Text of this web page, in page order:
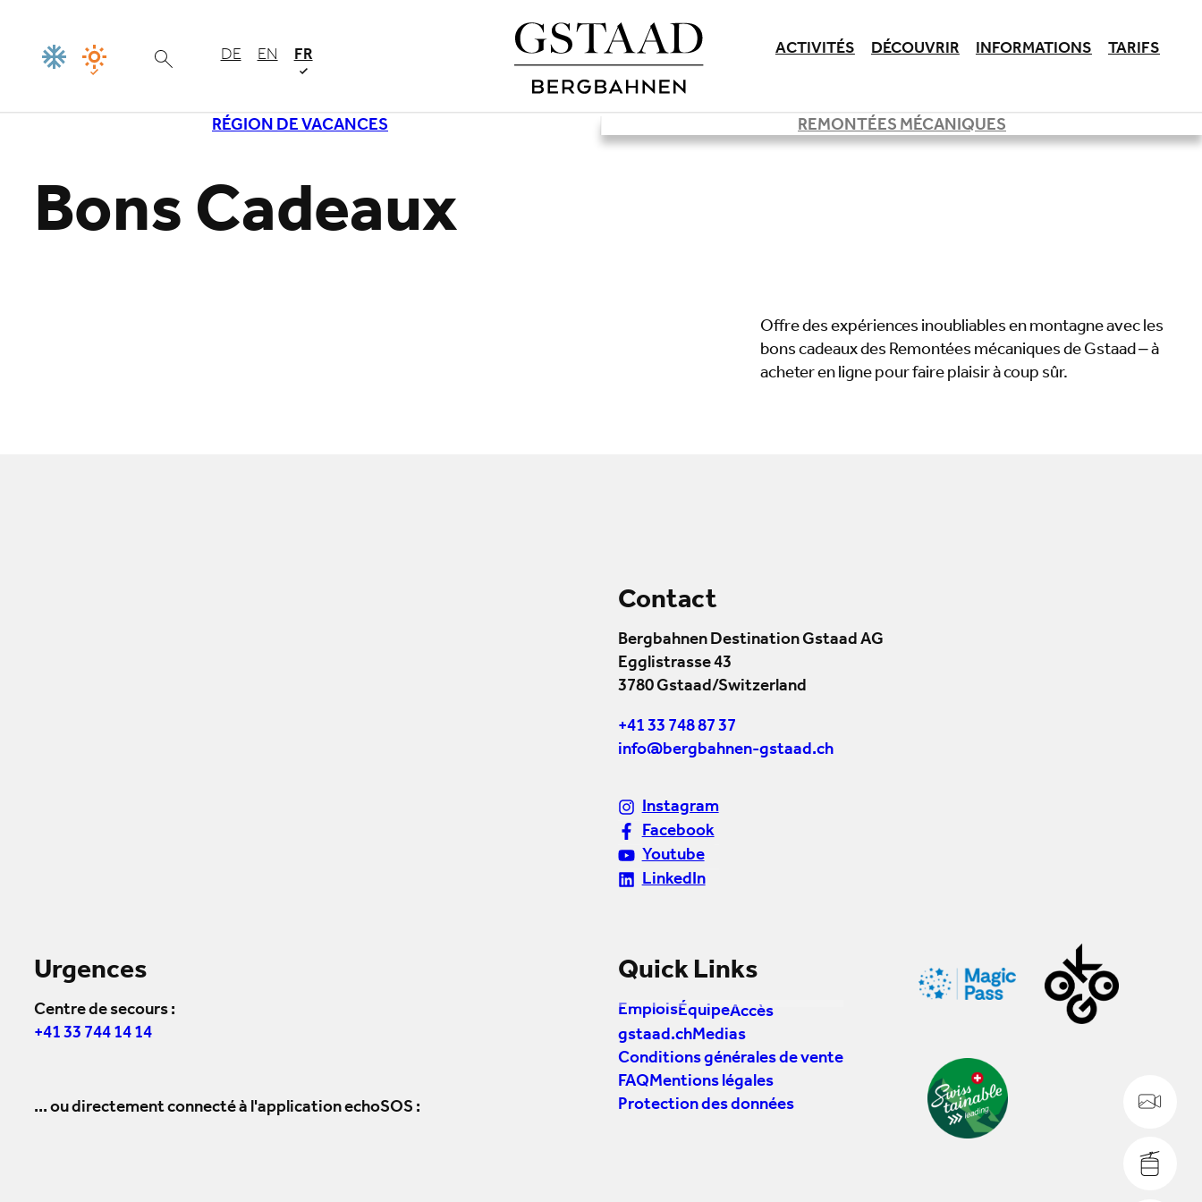
DE EN FR ACTIVITÉS DÉCOUVRIR INFORMATIONS TARIFS
RÉGION DE VACANCES REMONTÉES MÉCANIQUES
Bons Cadeaux
Offre des expériences inoubliables en montagne avec les
bons cadeaux des Remontées mécaniques de Gstaad – à
acheter en ligne pour faire plaisir à coup sûr.
Contact
Bergbahnen Destination Gstaad AG
Egglistrasse 43
3780 Gstaad/Switzerland
+41 33 748 87 37
info@bergbahnen-gstaad.ch
Instagram
Facebook
Youtube
LinkedIn
Urgences
Centre de secours :
+41 33 744 14 14
... ou directement connecté à l'application echoSOS :
Quick Links
EmploisÉquipeAccès
gstaad.chMedias
Conditions générales de vente
FAQMentions légales
Protection des données